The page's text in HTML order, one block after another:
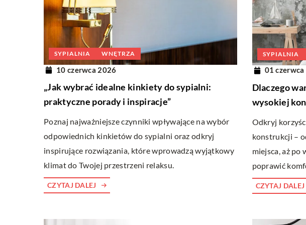
SYPIALNIA WNĘTRZA
10 czerwca 2026
„Jak wybrać idealne kinkiety do sypialni:
praktyczne porady i inspiracje”
Poznaj najważniejsze czynniki wpływające na wybór
odpowiednich kinkietów do sypialni oraz odkryj
inspirujące rozwiązania, które wprowadzą wyjątkowy
klimat do Twojej przestrzeni relaksu.
CZYTAJ DALEJ
SYPIALNIA
01
Dlaczego
wysokiej
Odkryj
konstrukcji –
miejsca, aż po
poprawić
CZYTAJ DALEJ
korzystania z
narzędzi do pracy na
narzędzi na
Artykuł nakieruje Cię na
które pozwolą Ci uniknąć
niebezpieczeństwa.
DEKORACJE
01 lipca 2024
Jak stworzyć balkon pełen uroku dzięki
Odkryj sposoby na stworzenie urokliwego
Wskazówki dotyczą m.in. roślin, mebli,
oświetlenia i nie tylko.